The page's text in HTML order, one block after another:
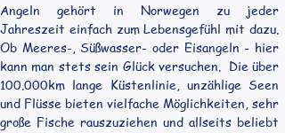
Angeln gehört in Norwegen zu jeder
Jahreszeit einfach zum Lebensgefühl mit dazu.
Ob Meeres-, Süßwasser- oder Eisangeln - hier
kann man stets sein Glück versuchen.  Die über
100.000km lange Küstenlinie, unzählige Seen
und Flüsse bieten vielfache Möglichkeiten, sehr
große Fische rauszuziehen und allseits beliebt